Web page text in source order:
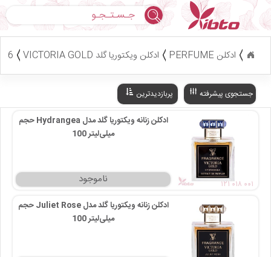
جستجو
ادکلن PERFUME ادکلن ویکتوریا گلد VICTORIA GOLD 6 کالا
جستجوی پیشرفته پربازدیدترین
ادکلن زنانه ویکتوریا گلد مدل Hydrangea حجم
100 میلی‌لیتر
۱۲۱ ۰۱۸ ۰۰۱
ادکلن زنانه ویکتوریا گلد مدل Juliet Rose حجم
100 میلی‌لیتر